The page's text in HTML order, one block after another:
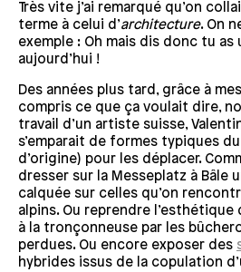
Très vite j’ai remarqué qu’on
terme à celui d’architecture. On
exemple : Oh mais dis donc tu as
aujourd’hui !
Des années plus tard, grâce à
compris ce que ça voulait dire,
travail d’un artiste suisse,
s’emparait de formes typiques
d’origine) pour les déplacer.
dresser sur la Messeplatz à Bâle
calquée sur celles qu’on
alpins. Ou reprendre
à la tronçonneuse par les
perdues. Ou encore exposer des
hybrides issus de la copulation